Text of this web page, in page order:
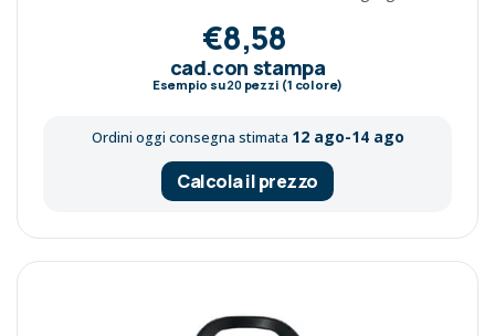
€8,58
cad.con stampa
Esempio su20pezzi (1 colore)
Ordini oggi consegna stimata 12 ago-14 ago
Calcola il prezzo